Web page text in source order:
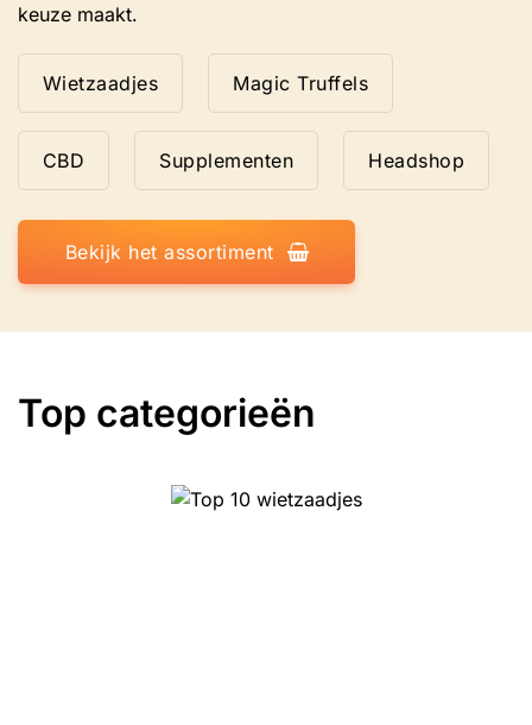
keuze maakt.
Wietzaadjes Magic Truffels
CBD Supplementen Headshop
Bekijk het assortiment
Top categorieën